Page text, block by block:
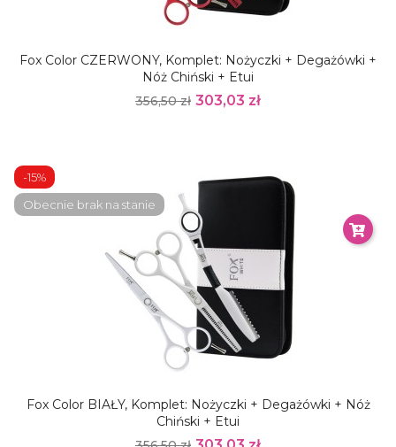
Fox Color CZERWONY, Komplet: Nożyczki + Degażówki +
Nóż Chiński + Etui
356,50 zł 303,03 zł
Fox Color BIAŁY, Komplet: Nożyczki + Degażówki + Nóż
Chiński + Etui
-15%
Obecnie brak na stanie